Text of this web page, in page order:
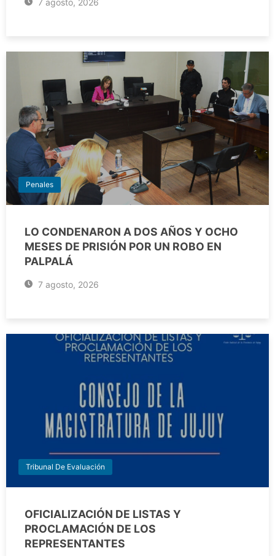
Penales
LO CONDENARON A DOS AÑOS Y OCHO
MESES DE PRISIÓN POR UN ROBO EN
PALPALÁ
7 agosto, 2026
Tribunal De Evaluación
OFICIALIZACIÓN DE LISTAS Y
PROCLAMACIÓN DE LOS
REPRESENTANTES